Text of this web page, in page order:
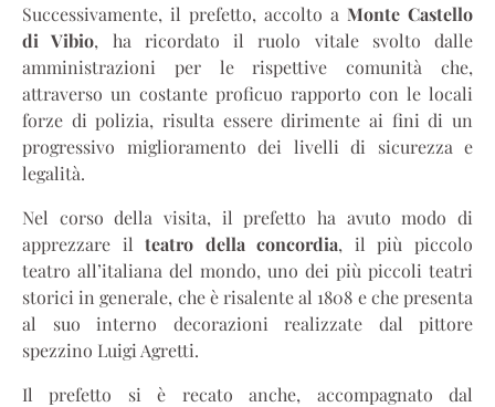
Successivamente, il prefetto, accolto a Monte Castello
di Vibio, ha ricordato il ruolo vitale svolto dalle
amministrazioni per le rispettive comunità che,
attraverso un costante proficuo rapporto con le locali
forze di polizia, risulta essere dirimente ai fini di un
progressivo miglioramento dei livelli di sicurezza e
legalità.
Nel corso della visita, il prefetto ha avuto modo di
apprezzare ilteatro della concordia, il più piccolo
teatro all’italiana del mondo, uno dei più piccoli teatri
storici in generale, che è risalente al 1808 e che presenta
al suo interno decorazioni realizzate dal pittore
spezzino Luigi Agretti.
Il prefetto si è recato anche, accompagnato dal